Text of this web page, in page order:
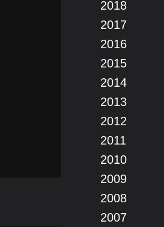
2018
2017
2016
2015
2014
2013
2012
2011
2010
2009
2008
2007